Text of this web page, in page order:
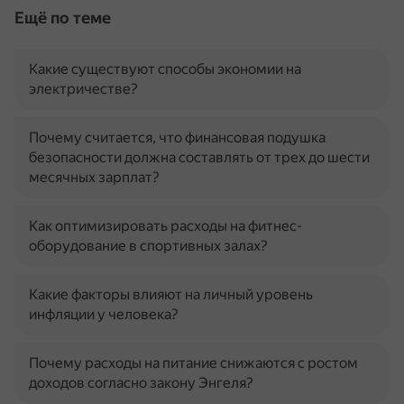
Ещё по теме
Какие существуют способы экономии на
электричестве?
Почему считается, что финансовая подушка
безопасности должна составлять от трех до шести
месячных зарплат?
Как оптимизировать расходы на фитнес-
оборудование в спортивных залах?
Какие факторы влияют на личный уровень
инфляции у человека?
Почему расходы на питание снижаются с ростом
доходов согласно закону Энгеля?